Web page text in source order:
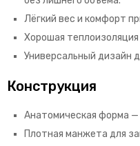
Лёгкий вес и комфорт
Хорошая
Универсальный дизайн
Конструкция
Анатомическая форма —
Плотная манжета для